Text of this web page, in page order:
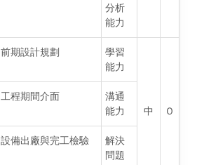
分析
能力
前期設計規劃
學習
能力
中 Ｏ
工程期間介面
溝通
能力
設備出廠與完工檢驗
解決
問題